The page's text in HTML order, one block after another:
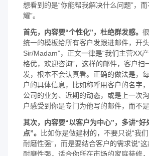
想看到的是“你能帮我解决什么问题”，
耀”。
首先，内容要“个性化”，杜绝群发感。
统一的模板给所有客户发跟进邮件，开
Sir/Madam”，正文一律是“我们主营XX
格优，欢迎咨询”，这样的邮件，客户扫
发，根本不会认真看。正确的做法是，
户的具体信息，比如称呼用客户的名字
公司的业务、近期的动态，或是上一次
户感受到你是专门为他写的邮件，而不是
其次，内容要“以客户为中心”，多讲“好
点”。
比如你是做建材的，不要只说“我们
耐磨性强”，而是要结合客户的需求说“这
耐磨性强，适合你所在市场的家庭装修